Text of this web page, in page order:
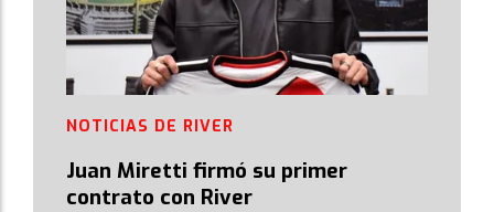
Juan Miretti firmó su primer
contrato con River
NOTICIAS DE RIVER